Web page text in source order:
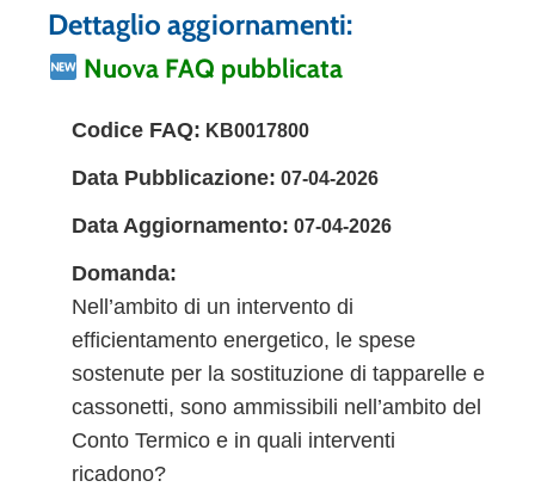
Dettaglio aggiornamenti:
Nuova FAQ pubblicata
Codice FAQ: KB0017800
Data Pubblicazione: 07-04-2026
Data Aggiornamento: 07-04-2026
Domanda:
Nell’ambito di un intervento di
efficientamento energetico, le spese
sostenute per la sostituzione di tapparelle e
cassonetti, sono ammissibili nell’ambito del
Conto Termico e in quali interventi
ricadono?